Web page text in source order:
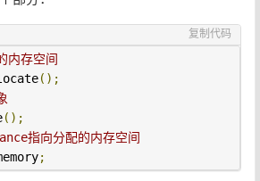
复制代码
内存空间
();
();
指向分配的内存空间
;